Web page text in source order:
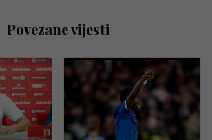
Povezane vijesti